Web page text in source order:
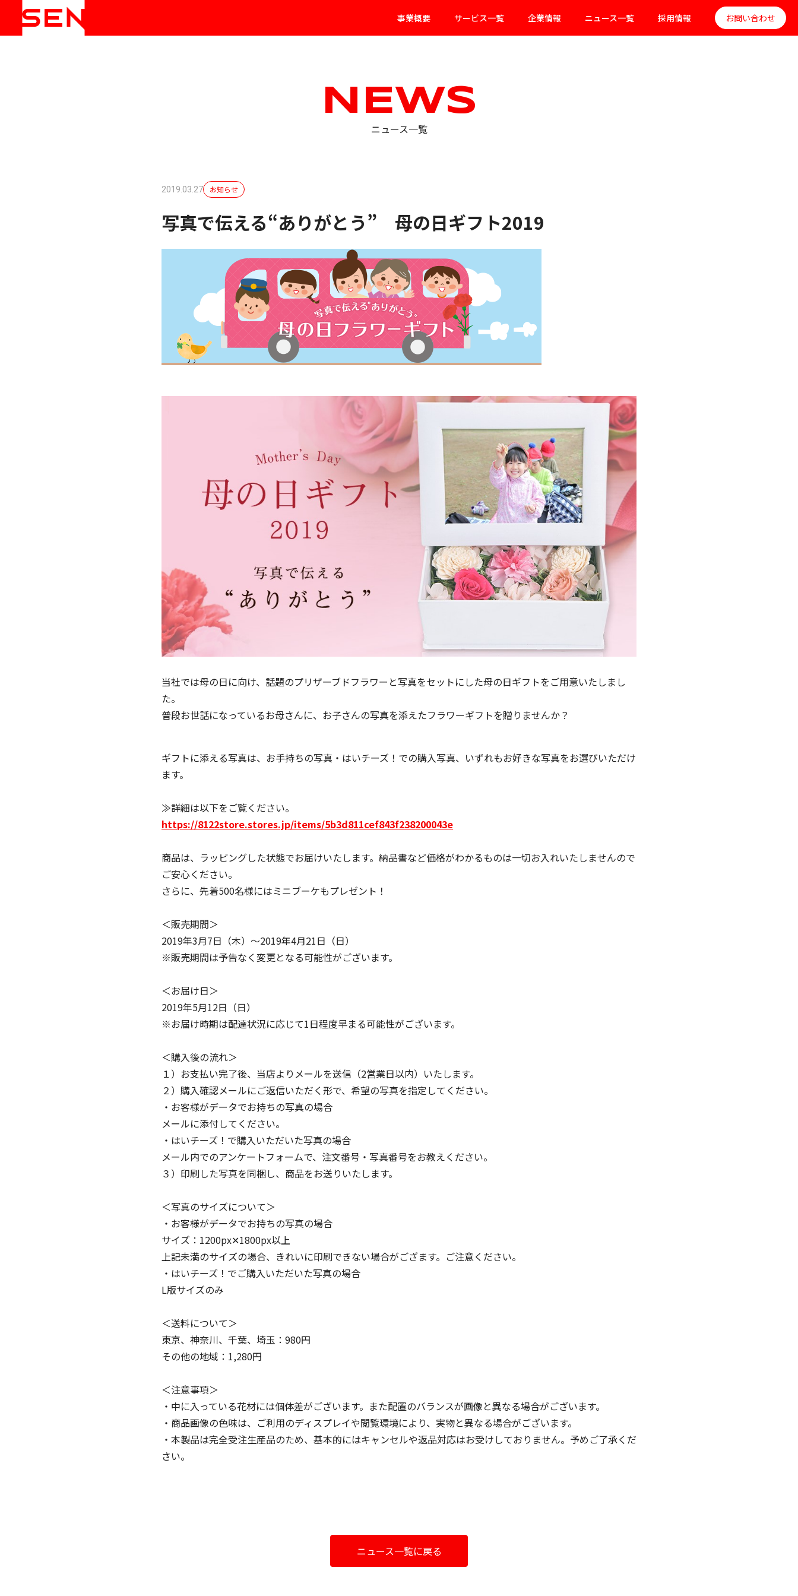
事業概要 サービス一覧 企業情報 ニュース一覧 採用情報 お問い合わせ
NEWS
ニュース一覧
2019.03.27 お知らせ
写真で伝える“ありがとう” 母の日ギフト2019
当社では母の日に向け、話題のプリザーブドフラワーと写真をセットにした母の日ギフトをご用意いたしまし
た。
普段お世話になっているお母さんに、お子さんの写真を添えたフラワーギフトを贈りませんか？
ギフトに添える写真は、お手持ちの写真・はいチーズ！での購入写真、いずれもお好きな写真をお選びいただけ
ます。
≫詳細は以下をご覧ください。
https://8122store.stores.jp/items/5b3d811cef843f238200043e
商品は、ラッピングした状態でお届けいたします。納品書など価格がわかるものは一切お入れいたしませんので
ご安心ください。
さらに、先着500名様にはミニブーケもプレゼント！
＜販売期間＞
2019年3月7日（木）～2019年4月21日（日）
※販売期間は予告なく変更となる可能性がございます。
＜お届け日＞
2019年5月12日（日）
※お届け時期は配達状況に応じて1日程度早まる可能性がございます。
＜購入後の流れ＞
１）お支払い完了後、当店よりメールを送信（2営業日以内）いたします。
２）購入確認メールにご返信いただく形で、希望の写真を指定してください。
・お客様がデータでお持ちの写真の場合
メールに添付してください。
・はいチーズ！で購入いただいた写真の場合
メール内でのアンケートフォームで、注文番号・写真番号をお教えください。
３）印刷した写真を同梱し、商品をお送りいたします。
＜写真のサイズについて＞
・お客様がデータでお持ちの写真の場合
サイズ：1200px✕1800px以上
上記未満のサイズの場合、きれいに印刷できない場合がござます。ご注意ください。
・はいチーズ！でご購入いただいた写真の場合
L版サイズのみ
＜送料について＞
東京、神奈川、千葉、埼玉：980円
その他の地域：1,280円
＜注意事項＞
・中に入っている花材には個体差がございます。また配置のバランスが画像と異なる場合がございます。
・商品画像の色味は、ご利用のディスプレイや閲覧環境により、実物と異なる場合がございます。
・本製品は完全受注生産品のため、基本的にはキャンセルや返品対応はお受けしておりません。予めご了承くだ
さい。
ニュース一覧に戻る